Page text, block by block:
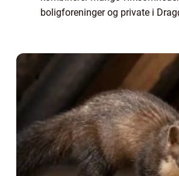
boligforeninger og private i
Når...